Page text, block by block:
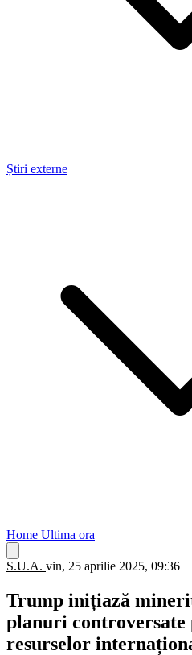
Știri externe
Home Ultima ora
S.U.A. vin, 25 aprilie 2025, 09:36
Trump inițiază
planuri controversate
resurselor